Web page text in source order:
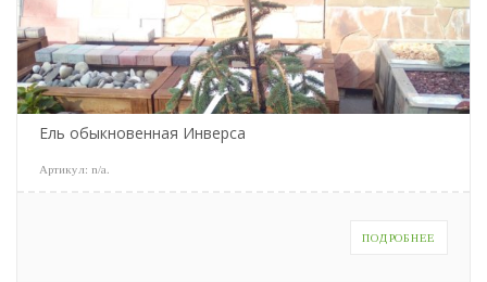
Ель обыкновенная Инверса
Артикул: n/a
ПОДРОБНЕЕ